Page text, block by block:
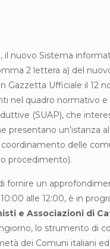
il nuovo Sistema
2 lettera a) del
Gazzetta Ufficiale il 12
nel quadro normativo e
(SUAP), che
presentano un’istanza
coordinamento delle
procedimento).
fornire un
10:00 alle 12:00, è in
e Associazioni di
lo strumento di
dei Comuni italiani